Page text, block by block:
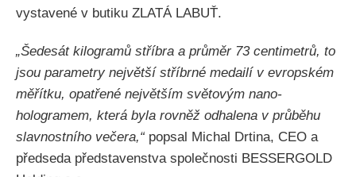
vystavené v butiku ZLATÁ LABUŤ.
„Šedesát kilogramů stříbra a průměr 73 centimetrů, to
jsou parametry největší stříbrné medailí v evropském
měřítku, opatřené největším světovým nano-
hologramem, která byla rovněž odhalena v průběhu
slavnostního večera,“ popsal Michal Drtina, CEO a
předseda představenstva společnosti BESSERGOLD